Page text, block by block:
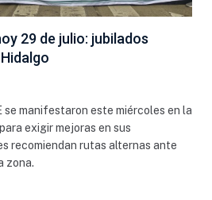
29 de julio: jubilados
se manifestaron este miércoles en la
exigir mejoras en sus
recomiendan rutas alternas ante
zona.